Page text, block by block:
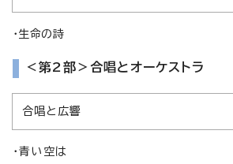
・生命の詩
＜第2部＞合唱とオーケストラ
合唱と広響
・青い空は